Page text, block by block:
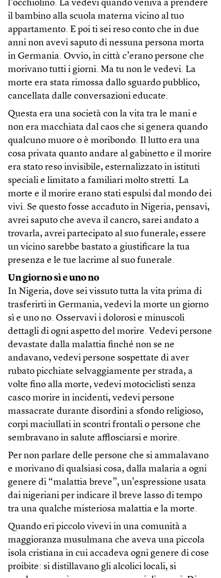
l’occhiolino. La vedevi quando veniva a prendere
il bambino alla scuola materna vicino al tuo
appartamento. E poi ti sei reso conto che in due
anni non avevi saputo di nessuna persona morta
in Germania. Ovvio, in città c’erano persone che
morivano tutti i giorni. Ma tu non le vedevi. La
morte era stata rimossa dallo sguardo pubblico,
cancellata dalle conversazioni educate.
Questa era una società con la vita tra le mani e
non era macchiata dal caos che si genera quando
qualcuno muore o è moribondo. Il lutto era una
cosa privata quanto andare al gabinetto e il morire
era stato reso invisibile, esternalizzato in istituti
speciali e limitato a familiari molto stretti. La
morte e il morire erano stati espulsi dal mondo dei
vivi. Se questo fosse accaduto in Nigeria, pensavi,
avrei saputo che aveva il cancro, sarei andato a
trovarla, avrei partecipato al suo funerale; essere
un vicino sarebbe bastato a giustificare la tua
presenza e le tue lacrime al suo funerale.
Un giorno sì e uno no
In Nigeria, dove sei vissuto tutta la vita prima di
trasferirti in Germania, vedevi la morte un giorno
sì e uno no. Osservavi i dolorosi e minuscoli
dettagli di ogni aspetto del morire. Vedevi persone
devastate dalla malattia finché non se ne
andavano, vedevi persone sospettate di aver
rubato picchiate selvaggiamente per strada, a
volte fino alla morte, vedevi motociclisti senza
casco morire in incidenti, vedevi persone
massacrate durante disordini a sfondo religioso,
corpi maciullati in scontri frontali o persone che
sembravano in salute afflosciarsi e morire.
Per non parlare delle persone che si ammalavano
e morivano di qualsiasi cosa, dalla malaria a ogni
genere di “malattia breve”, un’espressione usata
dai nigeriani per indicare il breve lasso di tempo
tra una qualche misteriosa malattia e la morte.
Quando eri piccolo vivevi in una comunità a
maggioranza musulmana che aveva una piccola
isola cristiana in cui accadeva ogni genere di cose
proibite: si distillavano gli alcolici locali, si